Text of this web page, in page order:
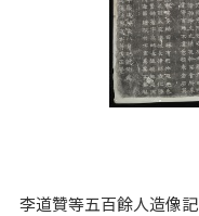
李道贊等五百餘人造像記